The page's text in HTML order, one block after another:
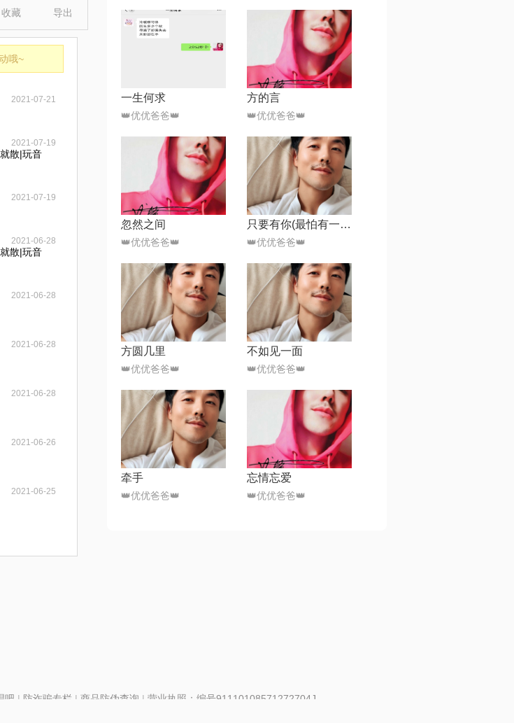
收藏 导出
哦~
2021-07-21
2021-07-19
散|玩音
2021-07-19
2021-06-28
散|玩音
2021-06-28
2021-06-28
2021-06-28
2021-06-26
2021-06-25
一生何求
👑优优爸爸👑
方的言
👑优优爸爸👑
忽然之间
👑优优爸爸👑
只要有你(最怕有一天你离我远去)
👑优优爸爸👑
方圆几里
👑优优爸爸👑
不如见一面
👑优优爸爸👑
牵手
👑优优爸爸👑
忘情忘爱
👑优优爸爸👑
吧 | 防诈骗专栏 | 商品防伪查询 | 营业执照：编号91110108571272704J